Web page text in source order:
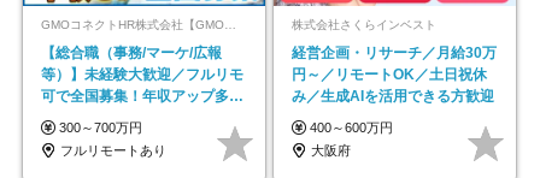
GMOコネクトHR株式会社【GMOインターネットグループ】
【総合職（事務/マーケ/広報
等）】未経験大歓迎／フルリモ
可で全国募集！年収アップ多数
★年休最大130日★
300～700万円
フルリモートあり
株式会社さくらインベスト
経営企画・リサーチ／月給30万
円～／リモートOK／土日祝休
み／生成AIを活用できる方歓迎
400～600万円
大阪府